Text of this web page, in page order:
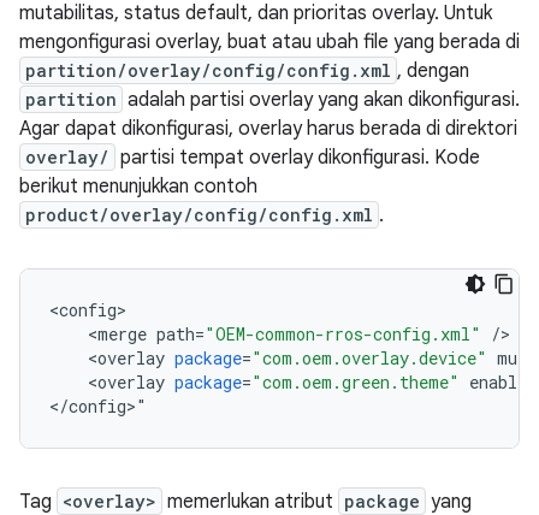
mutabilitas, status default, dan prioritas overlay. Untuk
mengonfigurasi overlay, buat atau ubah file yang berada di
partition/overlay/config/config.xml , dengan
partition adalah partisi overlay yang akan dikonfigurasi.
Agar dapat dikonfigurasi, overlay harus berada di direktori
overlay/ partisi tempat overlay dikonfigurasi. Kode
berikut menunjukkan contoh
product/overlay/config/config.xml .
<config
<merge path="OEM-common-rros-config.xml" /
<overlay package="com.oem.overlay.device"
<overlay package="com.oem.green.theme" enabled
</config>"
Tag <overlay> memerlukan atribut package yang